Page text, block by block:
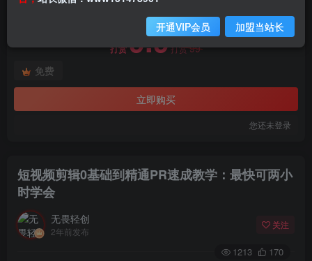
此内容为付费阅读，请付费后查看
打赏9.9打赏99
免费
立即购买
您还未登录
短视频剪辑0基础到精通PR速成教学：最快可两小
时学会
无畏轻创
2年前发布
关注
1213 170
开通VIP会员 加盟当站长